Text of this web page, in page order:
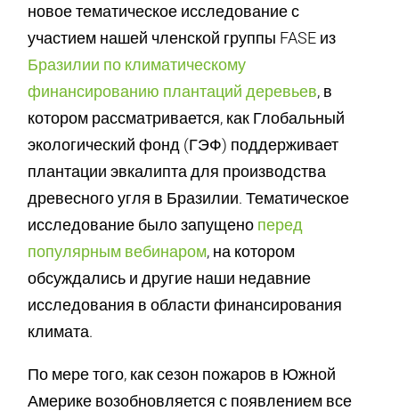
новое тематическое исследование с
участием нашей членской группы FASE из
Бразилии по климатическому
финансированию плантаций деревьев, в
котором рассматривается, как Глобальный
экологический фонд (ГЭФ) поддерживает
плантации эвкалипта для производства
древесного угля в Бразилии. Тематическое
исследование было запущено перед
популярным вебинаром, на котором
обсуждались и другие наши недавние
исследования в области финансирования
климата.
По мере того, как сезон пожаров в Южной
Америке возобновляется с появлением все